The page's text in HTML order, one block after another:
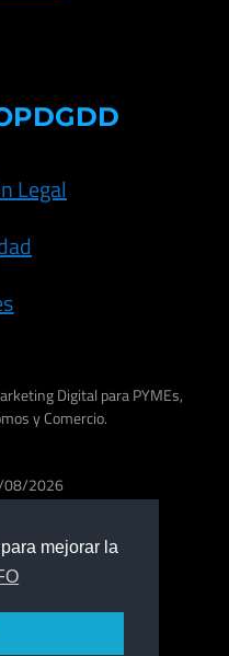
mejorar la
Legal
Digital para PYMEs,
y Comercio.
08/2026